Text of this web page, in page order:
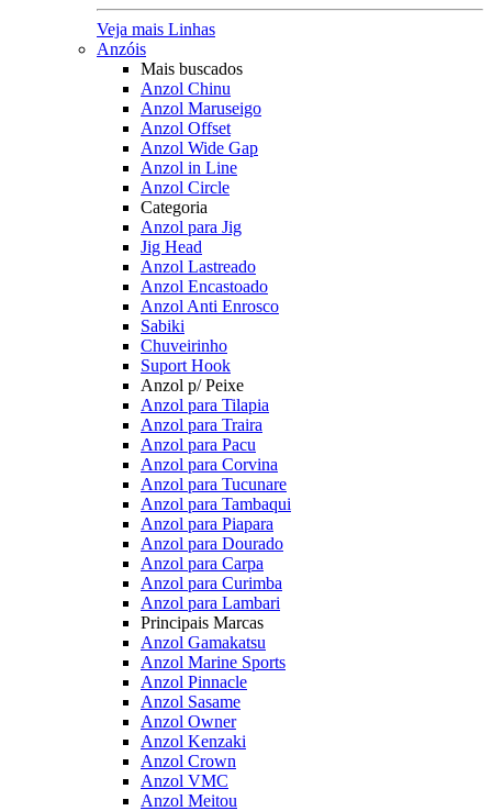
Veja mais Linhas
Anzóis
Mais buscados
Anzol Chinu
Anzol Maruseigo
Anzol Offset
Anzol Wide Gap
Anzol in Line
Anzol Circle
Categoria
Anzol para Jig
Jig Head
Anzol Lastreado
Anzol Encastoado
Anzol Anti Enrosco
Sabiki
Chuveirinho
Suport Hook
Anzol p/ Peixe
Anzol para Tilapia
Anzol para Traira
Anzol para Pacu
Anzol para Corvina
Anzol para Tucunare
Anzol para Tambaqui
Anzol para Piapara
Anzol para Dourado
Anzol para Carpa
Anzol para Curimba
Anzol para Lambari
Principais Marcas
Anzol Gamakatsu
Anzol Marine Sports
Anzol Pinnacle
Anzol Sasame
Anzol Owner
Anzol Kenzaki
Anzol Crown
Anzol VMC
Anzol Meitou